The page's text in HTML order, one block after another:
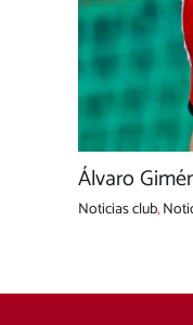
Álvaro
Noticias club,